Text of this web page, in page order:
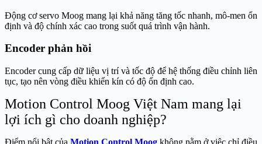
Động cơ servo Moog mang lại khả năng tăng tốc nhanh, mô-men ổn
định và độ chính xác cao trong suốt quá trình vận hành.
Encoder phản hồi
Encoder cung cấp dữ liệu vị trí và tốc độ để hệ thống điều chỉnh liên
tục, tạo nên vòng điều khiển kín có độ ổn định cao.
Motion Control Moog Việt Nam mang lại
lợi ích gì cho doanh nghiệp?